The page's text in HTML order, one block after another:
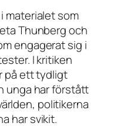
materialet som
Thunberg och
engagerat sig i
I kritiken
på ett tydligt
unga har förstått
politikerna
har svikit.